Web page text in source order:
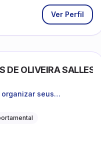
Ver Perfil
DE OLIVEIRA SALLES
seus
mais clareza e sentido,
estruturada e
ciência.